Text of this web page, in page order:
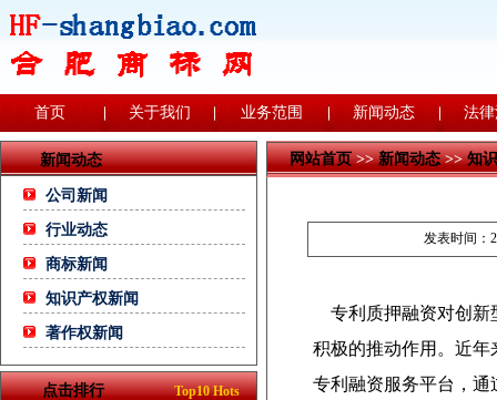
首页 关于我们 业务范围 新闻动态 法
新闻动态
公司新闻
行业动态
商标新闻
知识产权新闻
著作权新闻
点击排行 Top10 Hots
网站首页>>新闻动态>>知
发表时间：
专利质押融资对创新
积极的推动作用。近
专利融资服务平台，